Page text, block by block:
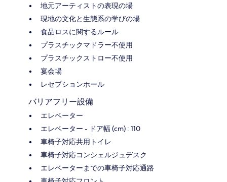
地元アーティストの表現の場
現地の文化と生態系の学びの場
食品ロスに関するルール
プラスチックマドラー不使用
プラスチックストロー不使用
宴会場
レセプションホール
バリアフリー設備
エレベーター
エレベーター - ドア幅 (cm) : 110
車椅子対応共用トイレ
車椅子対応コンシェルジュデスク
エレベーターまでの車椅子対応通路